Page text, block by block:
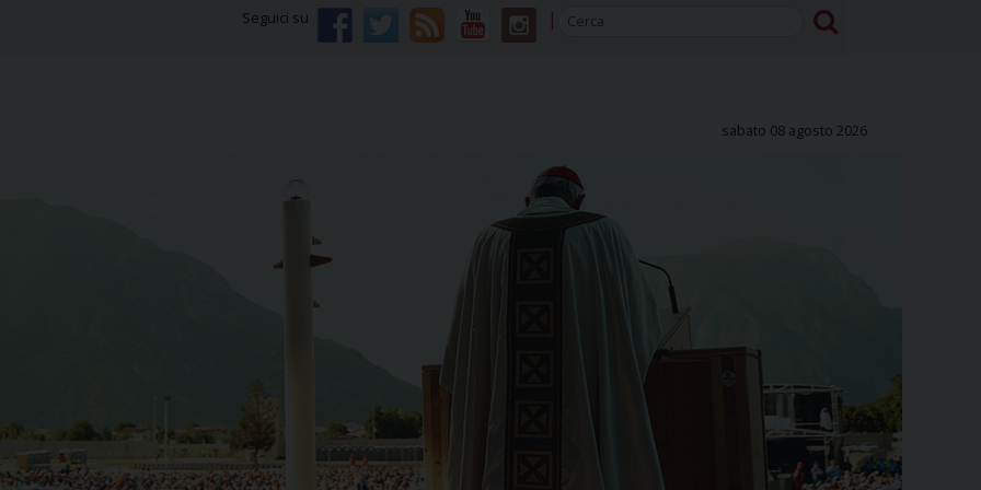
Seguici su
sabato 08 agosto 2026